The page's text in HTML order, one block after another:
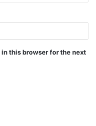
this browser for the next